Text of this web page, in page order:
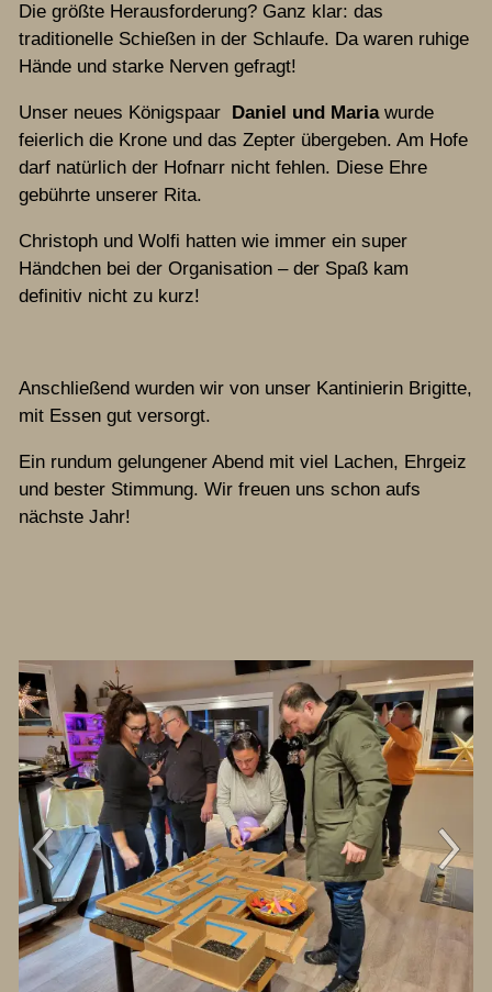
Termine
Kontakt
Die größte Herausforderung? Ganz klar: das
traditionelle Schießen in der Schlaufe. Da waren ruhige
Hände und starke Nerven gefragt!
Unser neues Königspaar Daniel und Maria wurde
feierlich die Krone und das Zepter übergeben. Am Hofe
darf natürlich der Hofnarr nicht fehlen. Diese Ehre
gebührte unserer Rita.
Christoph und Wolfi hatten wie immer ein super
Händchen bei der Organisation – der Spaß kam
definitiv nicht zu kurz!
Anschließend wurden wir von unser Kantinierin Brigitte,
mit Essen gut versorgt.
Ein rundum gelungener Abend mit viel Lachen, Ehrgeiz
und bester Stimmung. Wir freuen uns schon aufs
nächste Jahr!